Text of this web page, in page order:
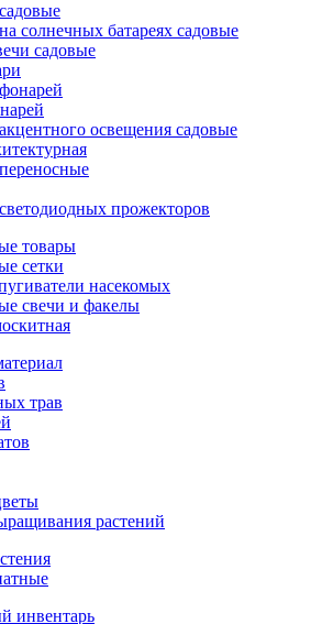
солнечных батареях садовые
садовые
освещения садовые
прожекторов
товары
сетки
насекомых
свечи и факелы
трав
растений
инвентарь